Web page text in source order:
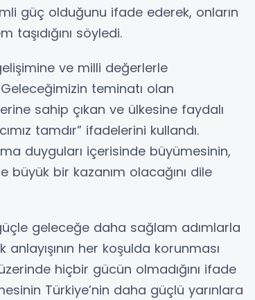
güç olduğunu ifade ederek, onların
söyledi.
ve milli değerlerle
teminatı olan
sahip çıkan ve ülkesine faydalı
tamdır” ifadelerini kullandı.
duyguları içerisinde büyümesinin,
bir kazanım olacağını dile
geleceğe daha sağlam adımlarla
her koşulda korunması
hiçbir gücün olmadığını ifade
Türkiye’nin daha güçlü yarınlara